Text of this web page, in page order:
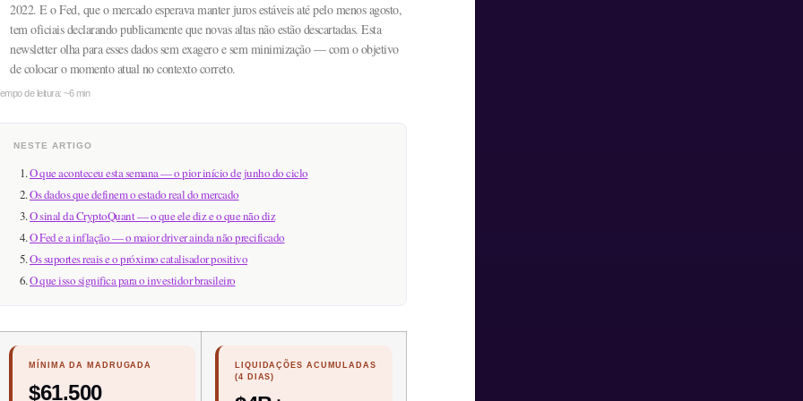
2022. E o Fed, que o mercado esperava manter juros estáveis até pelo menos agosto,
tem oficiais declarando publicamente que novas altas não estão descartadas. Esta
newsletter olha para esses dados sem exagero e sem minimização — com o objetivo
de colocar o momento atual no contexto correto.
de leitura: ~6 min
NESTE ARTIGO
O que aconteceu esta semana — o pior início de junho do ciclo
Os dados que definem o estado real do mercado
O sinal da CryptoQuant — o que ele diz e o que não diz
O Fed e a inflação — o maior driver ainda não precificado
Os suportes reais e o próximo catalisador positivo
O que isso significa para o investidor brasileiro
MÍNIMA DA MADRUGADA
$61.500
LIQUIDAÇÕES ACUMULADAS
(4 DIAS)